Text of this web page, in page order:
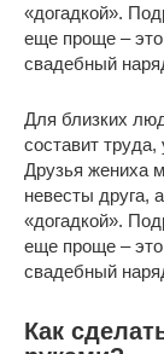
«догадкой».
еще проще –
свадебный
Для близких
составит
Друзья жениха
невесты друга,
«догадкой».
еще проще –
свадебный
Как